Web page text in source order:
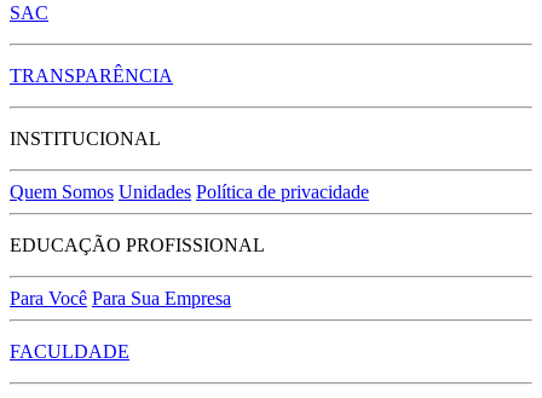
SAC
TRANSPARÊNCIA
INSTITUCIONAL
Quem Somos Unidades Política de privacidade
EDUCAÇÃO PROFISSIONAL
Para Você Para Sua Empresa
FACULDADE